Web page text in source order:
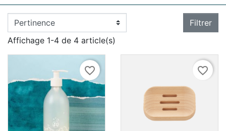
Filtrer
Affichage 1-4 de 4 article(s)
favorite_border favorite_border